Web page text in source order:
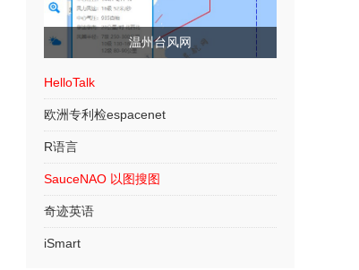
温州台风网
HelloTalk
欧洲专利检espacenet
R语言
SauceNAO 以图搜图
奇迹英语
iSmart